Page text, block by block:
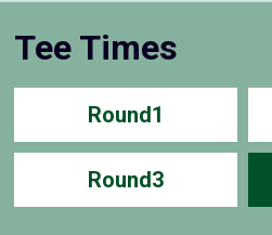
Tee Times
Round1
Round3